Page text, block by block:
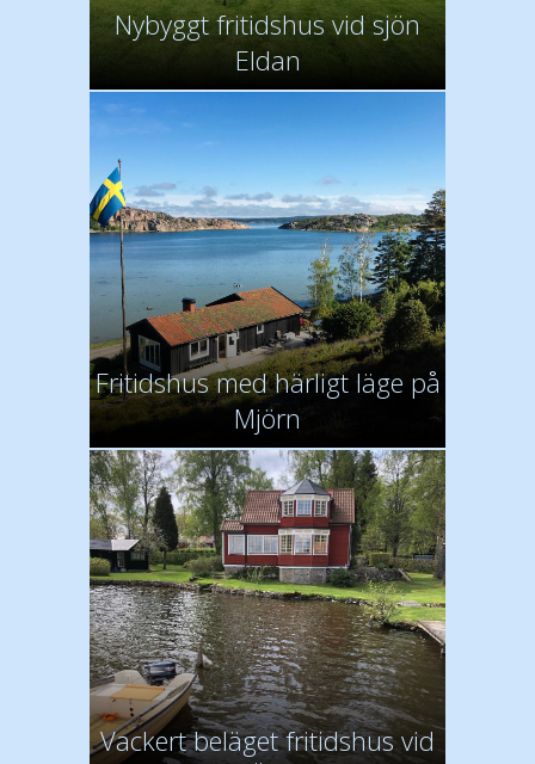
Nybyggt fritidshus vid sjön
Eldan
Fritidshus med härligt läge på
Mjörn
Vackert beläget fritidshus vid